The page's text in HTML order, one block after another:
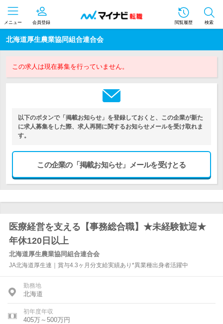
メニュー 会員登録 閲覧履歴 検索
北海道厚生農業協同組合連合会
この求人は現在募集を行っていません。
以下のボタンで「掲載お知らせ」を登録しておくと、この企業が新た
に求人募集をした際、求人再開に関するお知らせメールを受け取れま
す。
この企業の「掲載お知らせ」メールを受けとる
医療経営を支える【事務総合職】★未経験歓迎★
年休120日以上
北海道厚生農業協同組合連合会
JA北海道厚生連｜賞与4.3ヶ月分支給実績あり*異業種出身者活躍中
勤務地
北海道
初年度年収
405万～500万円